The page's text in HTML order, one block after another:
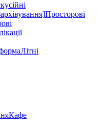
Просторові
Літні
Кафе